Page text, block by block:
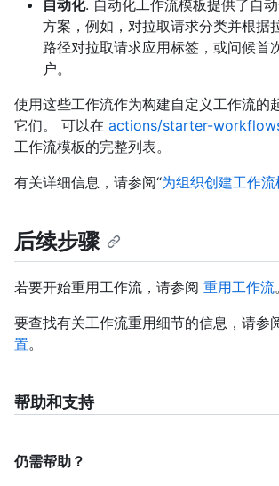
自动化. 自动化工作流模板提供了自
方案，例如，对拉取请求分类并根据
路径对拉取请求应用标签，或问候首
户。
使用这些工作流作为构建自定义工作流的
它们。 可以在 actions/starter-
工作流模板的完整列表。
有关详细信息，请参阅“为组织创建工作流
后续步骤
若要开始重用工作流，请参阅 重用工作流。
要查找有关工作流重用细节的信息，请参
置。
帮助和支持
仍需帮助？